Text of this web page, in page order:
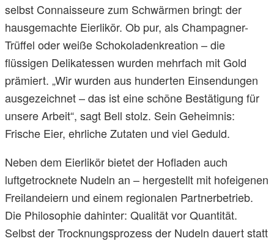
selbst Connaisseure zum Schwärmen bringt: der
hausgemachte Eierlikör. Ob pur, als Champagner-
Trüffel oder weiße Schokoladenkreation – die
flüssigen Delikatessen wurden mehrfach mit Gold
prämiert. „Wir wurden aus hunderten Einsendungen
ausgezeichnet – das ist eine schöne Bestätigung für
unsere Arbeit“, sagt Bell stolz. Sein Geheimnis:
Frische Eier, ehrliche Zutaten und viel Geduld.
Neben dem Eierlikör bietet der Hofladen auch
luftgetrocknete Nudeln an – hergestellt mit hofeigenen
Freilandeiern und einem regionalen Partnerbetrieb.
Die Philosophie dahinter: Qualität vor Quantität.
Selbst der Trocknungsprozess der Nudeln dauert statt